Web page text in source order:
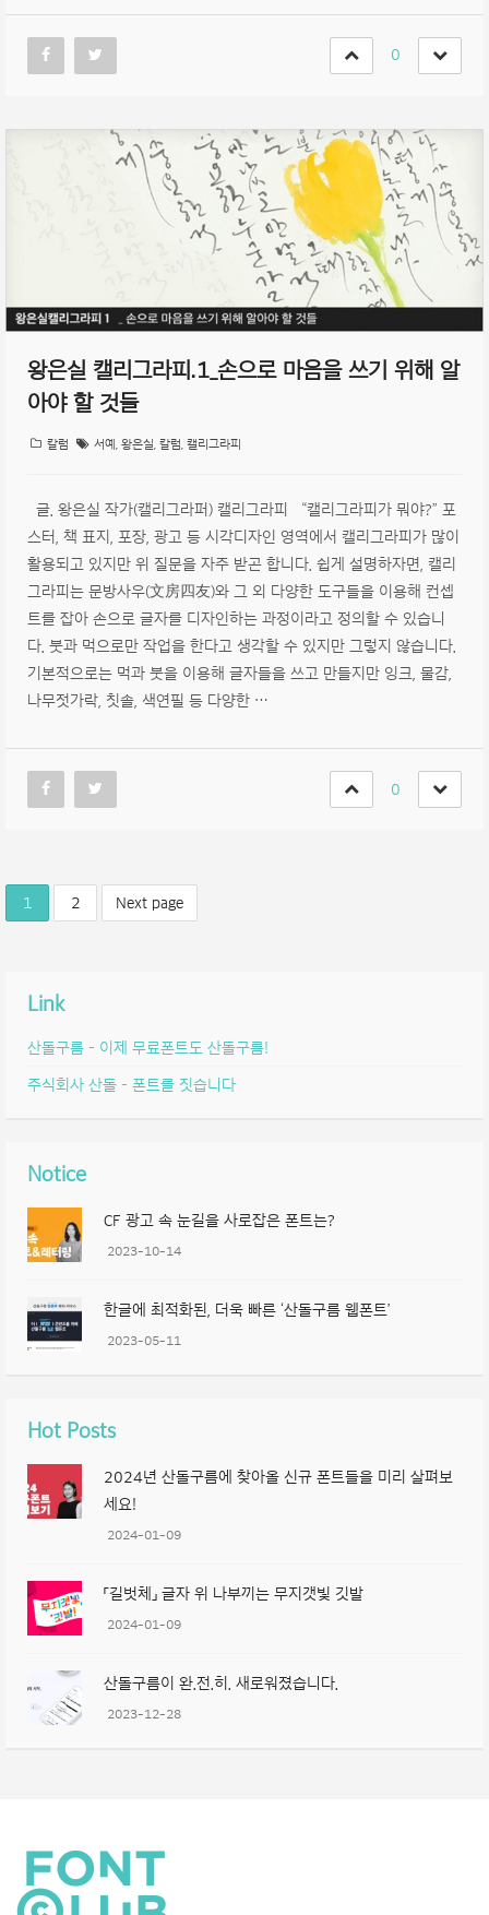
0
왕은실 캘리그라피.1_손으로 마음을 쓰기 위해 알
아야 할 것들
칼럼 서예 왕은실 칼럼 캘리그라피
글. 왕은실 작가(캘리그라퍼) 캘리그라피 “캘리그라피가 뭐야?” 포
스터, 책 표지, 포장, 광고 등 시각디자인 영역에서 캘리그라피가 많이
활용되고 있지만 위 질문을 자주 받곤 합니다. 쉽게 설명하자면, 캘리
그라피는 문방사우(文房四友)와 그 외 다양한 도구들을 이용해 컨셉
트를 잡아 손으로 글자를 디자인하는 과정이라고 정의할 수 있습니
다. 붓과 먹으로만 작업을 한다고 생각할 수 있지만 그렇지 않습니다.
기본적으로는 먹과 붓을 이용해 글자들을 쓰고 만들지만 잉크, 물감,
나무젓가락, 칫솔, 색연필 등 다양한 …
0
1 2 Next page
Link
산돌구름 – 이제 무료폰트도 산돌구름!
주식회사 산돌 – 폰트를 짓습니다
Notice
CF 광고 속 눈길을 사로잡은 폰트는?
2023-10-14
한글에 최적화된, 더욱 빠른 ‘산돌구름 웹폰트’
2023-05-11
Hot Posts
2024년 산돌구름에 찾아올 신규 폰트들을 미리 살펴보
세요!
2024-01-09
「길벗체」 글자 위 나부끼는 무지갯빛 깃발
2024-01-09
산돌구름이 완.전.히. 새로워졌습니다.
2023-12-28